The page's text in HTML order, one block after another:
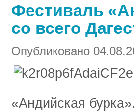
Фестиваль
со всего
Опубликовано
«Андийская бурка».